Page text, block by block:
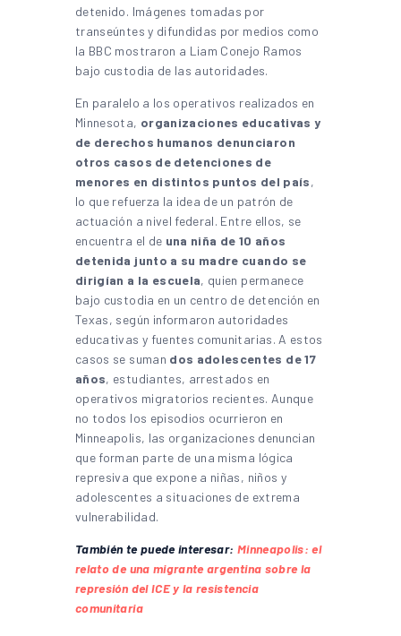
detenido. Imágenes tomadas por
transeúntes y difundidas por medios como
la BBC mostraron a Liam Conejo Ramos
bajo custodia de las autoridades.
En paralelo a los operativos realizados en
Minnesota, organizaciones educativas y
de derechos humanos denunciaron
otros casos de detenciones de
menores en distintos puntos del país,
lo que refuerza la idea de un patrón de
actuación a nivel federal. Entre ellos, se
encuentra el de una niña de 10 años
detenida junto a su madre cuando se
dirigían a la escuela, quien permanece
bajo custodia en un centro de detención en
Texas, según informaron autoridades
educativas y fuentes comunitarias. A estos
casos se suman dos adolescentes de 17
años, estudiantes, arrestados en
operativos migratorios recientes. Aunque
no todos los episodios ocurrieron en
Minneapolis, las organizaciones denuncian
que forman parte de una misma lógica
represiva que expone a niñas, niños y
adolescentes a situaciones de extrema
vulnerabilidad.
También te puede interesar: Minneapolis: el
relato de una migrante argentina sobre la
represión del ICE y la resistencia
comunitaria